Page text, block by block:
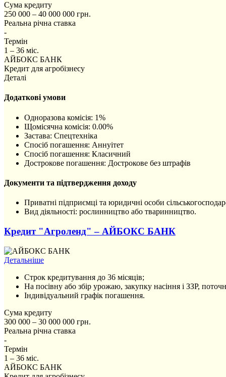
Сума кредиту
250 000 – 40 000 000 грн.
Реальна річна ставка
-
Термін
1 – 36 міс.
АЙБОКС БАНК
Кредит для агробізнесу
Деталі
Додаткові умови
Одноразова комісія: 1%
Щомісячна комісія: 0.00%
Застава: Спецтехніка
Спосіб погашення: Aннуітет
Спосіб погашення: Класичний
Дострокове погашення: Дострокове без штрафів
Документи та підтвердження доходу
Приватні підприємці та юридичні особи
Вид діяльності: рослинництво або тваринництво.
Кредит "Агроленд" – АЙБОКС БАНК
Детальніше
Строк кредитування до 36 місяців;
На посівну або збір урожаю, закупку насіння і ЗЗР,
Індивідуальний графік погашення.
Сума кредиту
300 000 – 30 000 000 грн.
Реальна річна ставка
-
Термін
1 – 36 міс.
АЙБОКС БАНК